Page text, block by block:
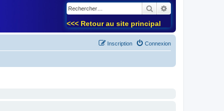
Rechercher
<<< Retour au site principal
Connexion
Inscription